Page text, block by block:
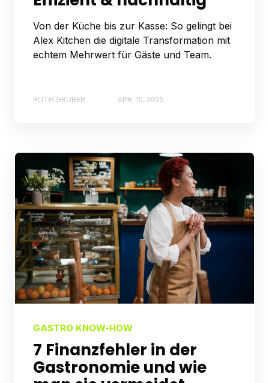
Von der Küche bis zur Kasse: So gelingt bei
Alex Kitchen die digitale Transformation mit
echtem Mehrwert für Gäste und Team.
RUTH GRUBER APR. 15, 2025
GASTRO KNOW-HOW
7 Finanzfehler in der
Gastronomie und wie